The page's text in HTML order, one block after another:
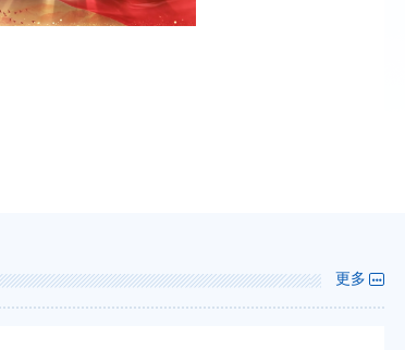
更多